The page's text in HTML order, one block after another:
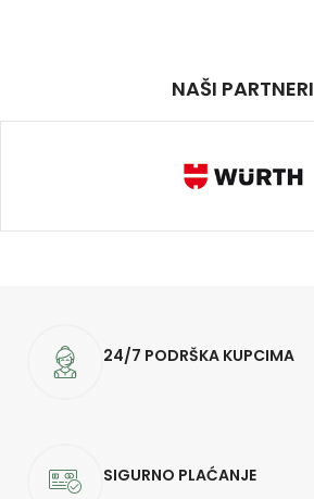
NAŠI PARTNERI
24/7 PODRŠKA KUPCIMA
SIGURNO PLAĆANJE